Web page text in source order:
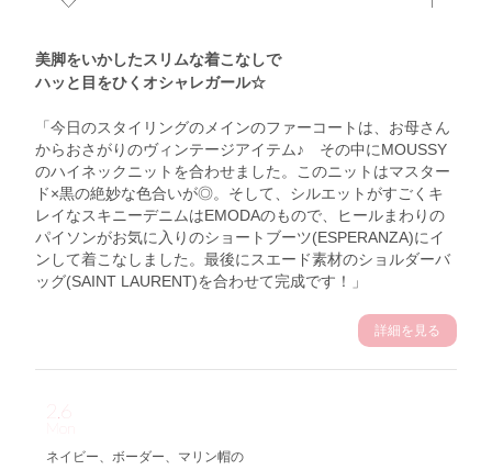
美脚をいかしたスリムな着こなしで
ハッと目をひくオシャレガール☆
「今日のスタイリングのメインのファーコートは、お母さん
からおさがりのヴィンテージアイテム♪ その中にMOUSSY
のハイネックニットを合わせました。このニットはマスター
ド×黒の絶妙な色合いが◎。そして、シルエットがすごくキ
レイなスキニーデニムはEMODAのもので、ヒールまわりの
パイソンがお気に入りのショートブーツ(ESPERANZA)にイ
ンして着こなしました。最後にスエード素材のショルダーバ
ッグ(SAINT LAURENT)を合わせて完成です！」
詳細を見る
2.6
ネイビー、ボーダー、マリン帽の